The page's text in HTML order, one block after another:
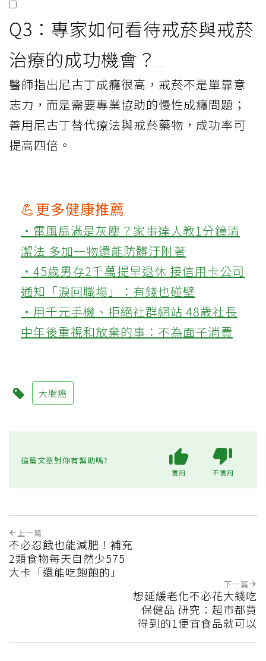
Q3：專家如何看待戒菸與戒菸
治療的成功機會？
醫師指出尼古丁成癮很高，戒菸不是單靠意
志力，而是需要專業協助的慢性成癮問題；
善用尼古丁替代療法與戒菸藥物，成功率可
提高四倍。
💪更多健康推薦
‧電風扇滿是灰塵？家事達人教1分鐘清
潔法 多加一物還能防髒汙附著
‧45歲男存2千萬提早退休 接信用卡公司
通知「淚回職場」：有錢也碰壁
‧用千元手機、拒絕社群網站 48歲社長
中年後重視和放棄的事：不為面子消費
大腸癌
這篇文章對你有幫助嗎?
實用 不實用
上一篇
不必忍餓也能減肥！補充
2類食物每天自然少575
大卡「還能吃飽飽的」
下一篇
想延緩老化不必花大錢吃
保健品 研究：超市都買
得到的1便宜食品就可以